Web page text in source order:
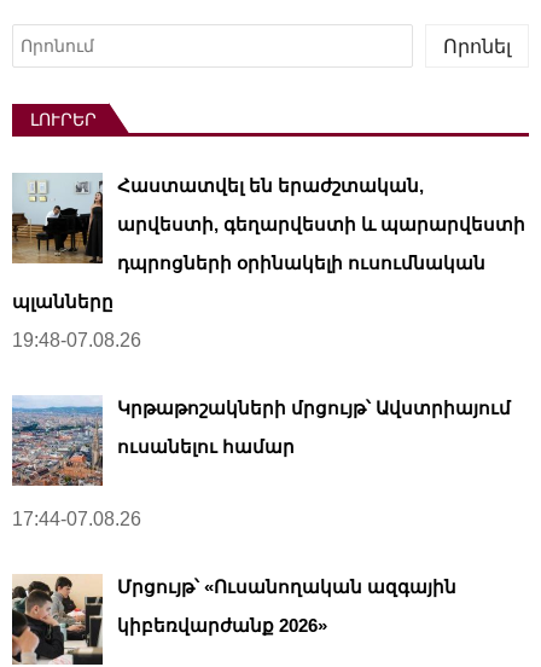
Որոնել
Որոնել
ԼՈՒՐԵՐ
Հաստատվել են երաժշտական,
արվեստի, գեղարվեստի և պարարվեստի
դպրոցների օրինակելի ուսումնական
պլանները
19:48-07.08.26
Կրթաթոշակների մրցույթ՝ Ավստրիայում
ուսանելու համար
17:44-07.08.26
Մրցույթ՝ «Ուսանողական ազգային
կիբեռվարժանք 2026»